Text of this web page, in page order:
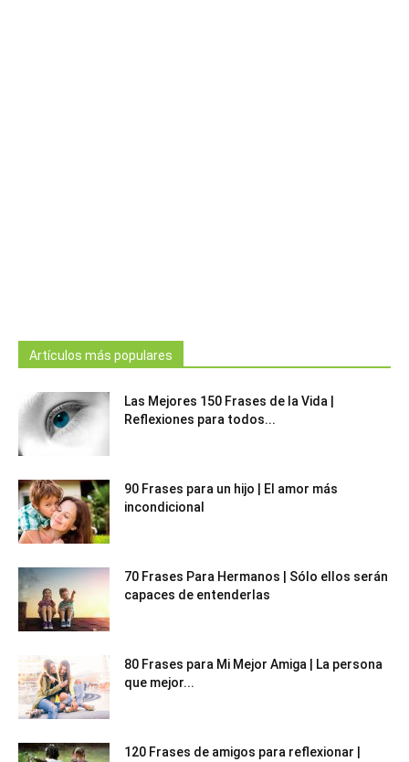
Artículos más populares
Las Mejores 150 Frases de la Vida |
Reflexiones para todos...
90 Frases para un hijo | El amor más
incondicional
70 Frases Para Hermanos | Sólo ellos serán
capaces de entenderlas
80 Frases para Mi Mejor Amiga | La persona
que mejor...
120 Frases de amigos para reflexionar |